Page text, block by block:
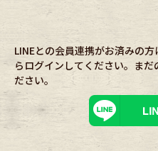
Tops
Bottoms
レディース商品
LINEとの会員連携がお済みの
らログインしてください。まだ
ださい。